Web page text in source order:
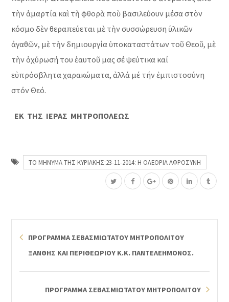
τὴν ἁμαρτία καὶ τὴ φθορὰ ποὺ βασιλεύουν μέσα στὸν
κόσμο δὲν θεραπεύεται μὲ τὴν συσσώρευση ὑλικῶν
ἀγαθῶν, μὲ τὴν δημιουργία ὑποκαταστάτων τοῦ Θεοῦ, μὲ
τὴν ὀχύρωσή του ἑαυτοῦ μας σέ ψεύτικα καί
εὐπρόσβλητα χαρακώματα, ἀλλά μέ τήν ἐμπιστοσύνη
στόν Θεό.
ΕΚ ΤΗΣ ΙΕΡΑΣ ΜΗΤΡΟΠΟΛΕΩΣ
ΤΟ ΜΗΝΥΜΑ ΤΗΣ ΚΥΡΙΑΚΗΣ:23-11-2014: Η ΟΛΕΘΡΙΑ ΑΦΡΟΣΥΝΗ
ΠΡΟΓΡΑΜΜΑ ΣΕΒΑΣΜΙΩΤΑΤΟΥ ΜΗΤΡΟΠΟΛΙΤΟΥ
ΞΑΝΘΗΣ ΚΑΙ ΠΕΡΙΘΕΩΡΙΟΥ Κ.Κ. ΠΑΝΤΕΛΕΗΜΟΝΟΣ.
ΠΡΟΓΡΑΜΜΑ ΣΕΒΑΣΜΙΩΤΑΤΟΥ ΜΗΤΡΟΠΟΛΙΤΟΥ